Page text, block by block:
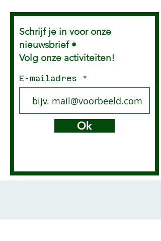
Schrijf je in voor onze
nieuwsbrief •
Volg onze activiteiten!
E-mailadres
Ok